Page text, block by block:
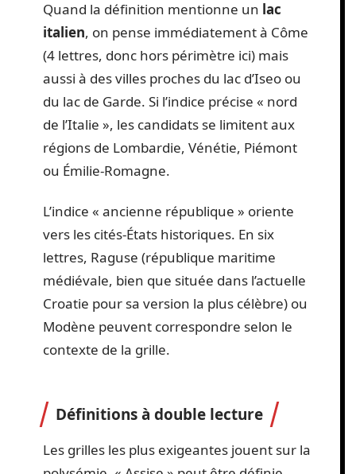
Quand la définition mentionne un lac
italien, on pense immédiatement à Côme
(4 lettres, donc hors périmètre ici) mais
aussi à des villes proches du lac d’Iseo ou
du lac de Garde. Si l’indice précise « nord
de l’Italie », les candidats se limitent aux
régions de Lombardie, Vénétie, Piémont
ou Émilie-Romagne.
L’indice « ancienne république » oriente
vers les cités-États historiques. En six
lettres, Raguse (république maritime
médiévale, bien que située dans l’actuelle
Croatie pour sa version la plus célèbre) ou
Modène peuvent correspondre selon le
contexte de la grille.
Définitions à double lecture
Les grilles les plus exigeantes jouent sur la